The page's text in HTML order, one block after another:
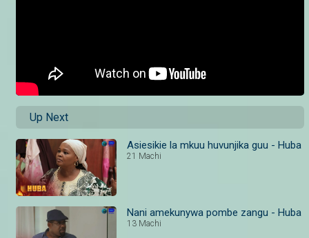
Up Next
Asiesikie la mkuu huvunjika guu - Huba
21 Machi
Nani amekunywa pombe zangu - Huba
13 Machi